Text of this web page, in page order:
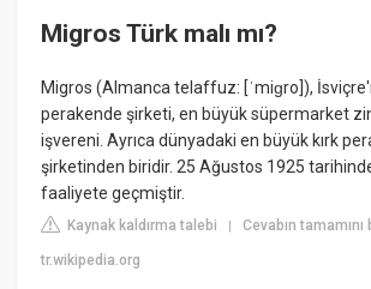
Migros Türk malı mı?
Migros (Almanca telaffuz: [ˈmiɡro]),
perakende şirketi, en büyük süpermarket
işvereni. Ayrıca dünyadaki en büyük kırk
şirketinden biridir. 25 Ağustos 1925
faaliyete geçmiştir.
Kaynak kaldırma talebi |Cevabın
tr.wikipedia.org